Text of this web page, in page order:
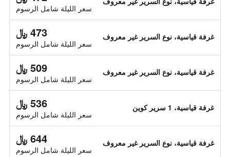
سعر الليلة شامل الرسوم
غرفة قياسية، نوع السرير غير معروف 473 ﷼
سعر الليلة شامل الرسوم
غرفة قياسية، نوع السرير غير معروف 509 ﷼
سعر الليلة شامل الرسوم
غرفة قياسية، 1 سرير كوين 536 ﷼
سعر الليلة شامل الرسوم
غرفة قياسية، نوع السرير غير معروف 644 ﷼
سعر الليلة شامل الرسوم